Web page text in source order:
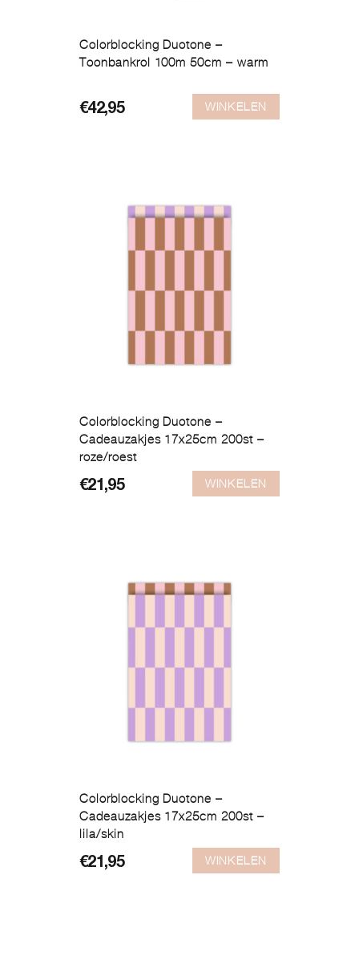
Colorblocking Duotone –
Toonbankrol 100m 50cm – warm
€42,95 WINKELEN
Colorblocking Duotone –
Cadeauzakjes 17x25cm 200st –
roze/roest
€21,95 WINKELEN
Colorblocking Duotone –
Cadeauzakjes 17x25cm 200st –
lila/skin
€21,95 WINKELEN